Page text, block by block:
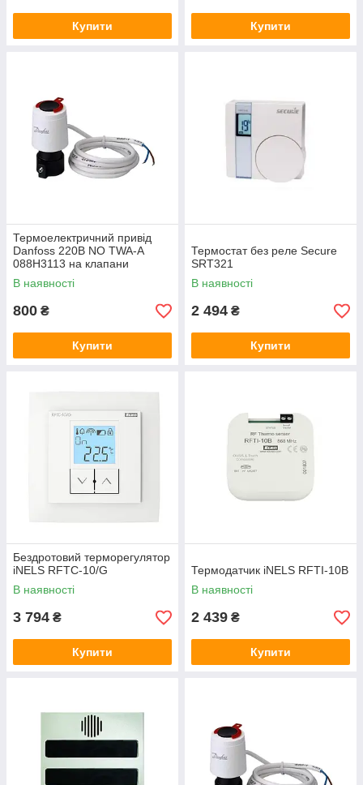
Купити Купити
Термоелектричний привід
Danfoss 220В NO TWA-A
088H3113 на клапани
Danfoss RA
В наявності
800 ₴
Купити
Термостат без реле Secure
SRT321
В наявності
2 494 ₴
Купити
Бездротовий терморегулятор
iNELS RFTC-10/G
В наявності
3 794 ₴
Купити
Термодатчик iNELS RFTI-10B
В наявності
2 439 ₴
Купити